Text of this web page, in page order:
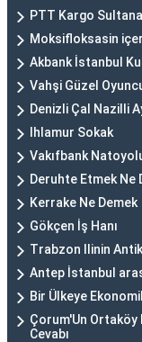
PTT Kargo
Moksifloksasin
Akbank İstanbul
Vahşi Güzel
Denizli Çal Nazilli
Ihlamur Sokak
Vakıfbank
Deruhte Etmek Ne
Kerrake Ne Demek
Gökçen İş Hanı
Trabzon Ilinin
Antep İstanbul
Bir Ülkeye
Çorum'Un
Cevabı